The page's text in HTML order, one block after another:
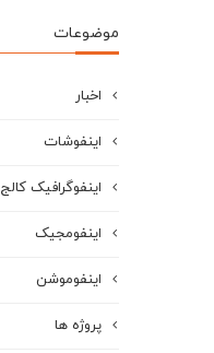
موضوعات
اخبار
اینفوشات
اینفوگرافیک کالج
اینفومجیک
اینفوموشن
پروژه ها